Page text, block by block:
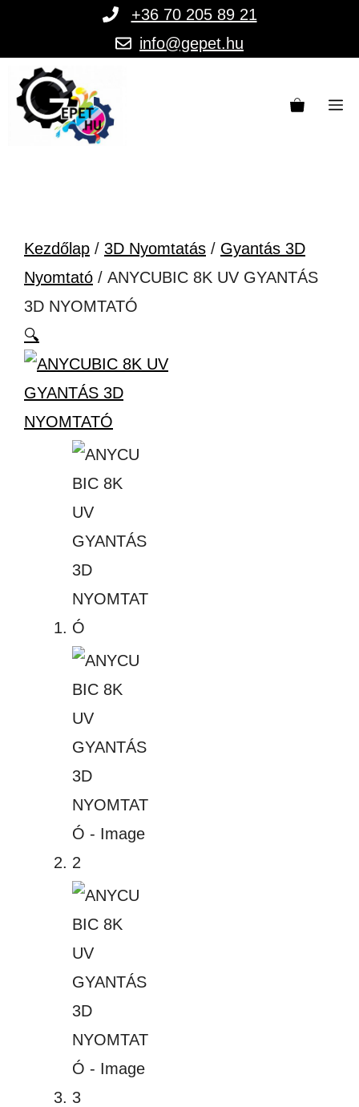
tartalomba
+36 70 205 89 21
info@gepet.hu
Kezdőlap / 3D Nyomtatás / Gyantás 3D
Nyomtató / ANYCUBIC 8K UV GYANTÁS
3D NYOMTATÓ
🔍